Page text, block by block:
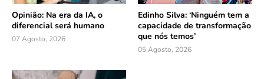
Opinião: Na era da IA, o
diferencial será humano
07 Agosto, 2026
Edinho Silva: ‘Ninguém tem a
capacidade de transformação
que nós temos’
05 Agosto, 2026